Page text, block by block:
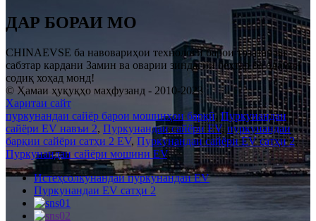
ДАР БОРАИ МО
CHINAEVSE ба навовариҳои технологӣ барои тозатар ва
сабзтар кардани Замин ва оварии зиндагии беҳтар ба одамон
содиқ хоҳад монд!
© Ҳамаи ҳуқуқҳо маҳфузанд - 2010-2023
Харитаи сайт
пуркунандаи сайёр барои мошинҳои барқӣ, Пуркунандаи
сайёри EV навъи 2, Пуркунандаи сайёри EV, пуркунандаи
барқии сайёри сатҳи 2 EV, Пуркунандаи сайёри EV сатҳи 2,
Пуркунандаи сайёри мошини EV,
Истеҳсолкунандаи пуркунандаи EV
Пуркунандаи EV сатҳи 2